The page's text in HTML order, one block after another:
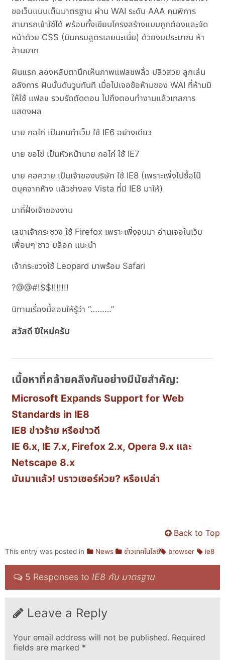
ขอเว็บแบบเต็มมาตรฐาน ผ่าน WAI ระดับ AAA คนพิการ
สามารถเข้าใช้ได้ พร้อมทั้งเขียนโครงสร้างแบบถูกต้องและจัด
หน้าด้วย CSS (มันครบสูตรเลยนะเนี่ย) ด้วยงบประมาณ ห้า
ล้านบาท
ฝันแรก ลองหลับตานึกเห็นภาพแฟลชพลิ้ว ปลิวสวย ลูกเล่น
อลังการ ฝันนั้นดับวูบทันที เมื่อไปเจอข้อห้ามของ WAI ที่ห้ามมิ
ให้ใช้ แฟลช รวบรัดตัดตอน ไปถึงตอนทำงานแล้วเทสการ
แสดงผล
นาย กอไก่ เป็นคนทำเว็บ ใช้ IE6 อย่างเดียว
นาย ขอไข่ เป็นหัวหน้านาย กอไก่ ใช้ IE7
นาย คอควาย เป็นเจ้าของบริษัท ใช้ IE8 (เพราะเพิ่งไปซื้อโน๊
ตบุคจากห้าง แล้วช่างลง Vista ที่มี IE8 มาให้)
มาที่ฝั่งเจ้าของงาน
เลขาเจ้ากระซวง ใช้ Firefox เพราะเพิ่งจบมา อ่านเจอในเว็บ
เพื่อนๆ ชาว บล็อก แนะนำ
เจ้ากระซวงใช้ Leopard มาพร้อม Safari
?@@#!$$!!!!!!!
นิทานเรื่องนี้สอนให้รู้ว่า “………”
สวัสดี ปีใหม่ครับ
เนื้อหาที่คล้ายคลึงกันอย่างมีนัยสำคัญ:
Microsoft Expands Support for Web
Standards in IE8
IE8 ข่าวร้าย หรือข่าวดี
IE 6.x, IE 7.x, Firefox 2.x, Opera 9.x และ
Netscape 8.x
มันมาแล้ว! บราวเซอร์ห่วย? หรือเปล่า
Back to Top
This entry was posted in News ข่าวเทคโนโลยี browser ie8
5 Responses to IE8 กับ มาตรฐาน
Leave a Reply
Your email address will not be published. Required
fields are marked *